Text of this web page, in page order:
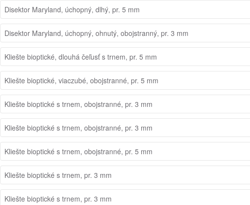
Disektor Maryland, úchopný, dlhý, pr. 5 mm
Disektor Maryland, úchopný, ohnutý, obojstranný, pr. 3 mm
Kliešte bioptické, dlouhá čeľusť s trnem, pr. 5 mm
Kliešte bioptické, viaczubé, obojstranné, pr. 5 mm
Kliešte bioptické s trnem, obojstranné, pr. 3 mm
Kliešte bioptické s trnem, obojstranné, pr. 3 mm
Kliešte bioptické s trnem, obojstranné, pr. 5 mm
Kliešte bioptické s trnem, pr. 3 mm
Kliešte bioptické s trnem, pr. 3 mm